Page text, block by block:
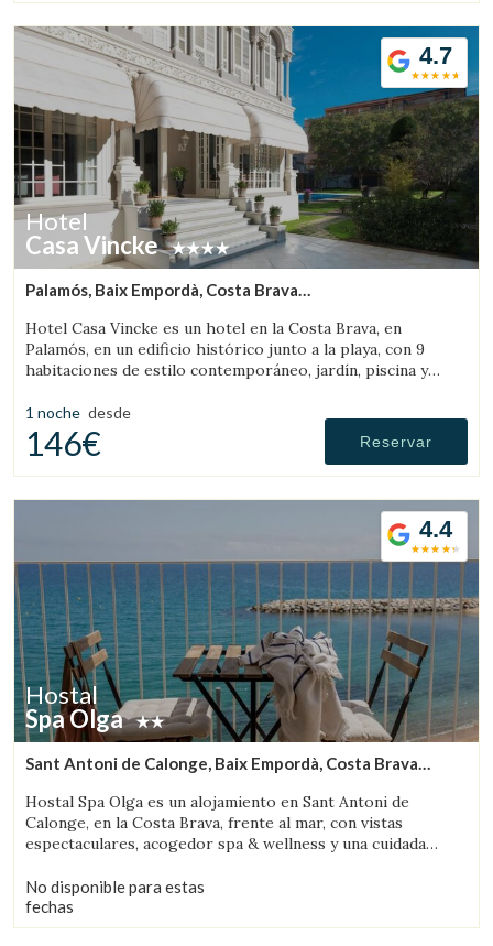
4.7
Hotel
Casa Vincke
Palamós, Baix Empordà, Costa Brava
Hotel Casa Vincke es un hotel en la Costa Brava, en
Palamós, en un edificio histórico junto a la playa, con 9
habitaciones de estilo contemporáneo, jardín, piscina y
1 noche desde
146€ Reservar
4.4
Hostal
Spa Olga
Sant Antoni de Calonge, Baix Empordà, Costa Brava
Hostal Spa Olga es un alojamiento en Sant Antoni de
Calonge, en la Costa Brava, frente al mar, con vistas
espectaculares, acogedor spa & wellness y una cuidada
No disponible para estas
fechas